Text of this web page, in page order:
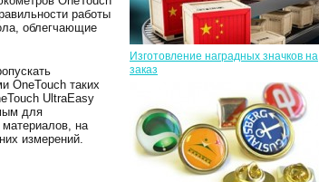
работы
облегчающие
OneTouch таких
UltraEasy
для
на
измерений.
Изготовление наградных значков на
заказ